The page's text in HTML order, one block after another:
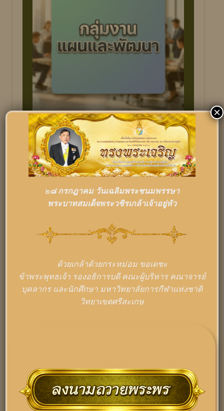
ข่าว/ประกาศนักศึกษา
แผนปฏิบัติราชการ มหาวิทยาลัยการกีฬา
แห่งชาติ วิทยาเขตศรีสะเกษ วันที่ 23
มีนาคม 2569
มีนาคม 23, 2026
ชาติ วิทยาเขตศรีสะเกษ วันที่ 24 ธันวาคม
2568
ธันวาคม 24, 2025
๒๘ กรกฎาคม วันเฉลิมพระชนมพรรษา
พระบาทสมเด็จพระวชิรเกล้าเจ้าอยู่หัว
ด้วยเกล้าด้วยกระหม่อม ขอเดชะ
ข้าพระพุทธเจ้า รองอธิการบดี คณะผู้บริหาร คณาจารย์
บุคลากร และนักศึกษา มหาวิทยาลัยการกีฬาแห่งชาติ
วิทยาเขตศรีสะเกษ
×